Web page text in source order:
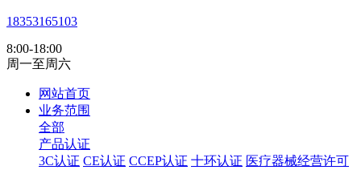
18353165103
8:00-18:00
周一至周六
网站首页
业务范围
全部
产品认证
3C认证 CE认证 CCEP认证 十环认证 医疗器械经营许可